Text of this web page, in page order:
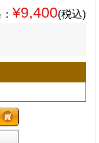
¥9,400(税込)